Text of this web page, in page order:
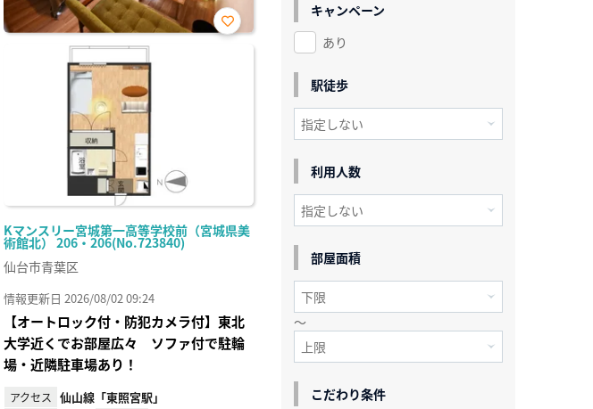
Kマンスリー宮城第一高等学校前（宮城県美
術館北） 206・206(No.723840)
お気
仙台市青葉区
情報更新日 2026/08/02 09:24
【オートロック付・防犯カメラ付】東北
大学近くでお部屋広々 ソファ付で駐輪
場・近隣駐車場あり！
アクセス 仙山線「東照宮駅」
キャンペーン
あり
駅徒歩
利用人数
部屋面積
～
こだわり条件